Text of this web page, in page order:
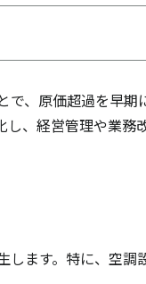
で、原価超過を早期
し、経営管理や業務
します。特に、空調